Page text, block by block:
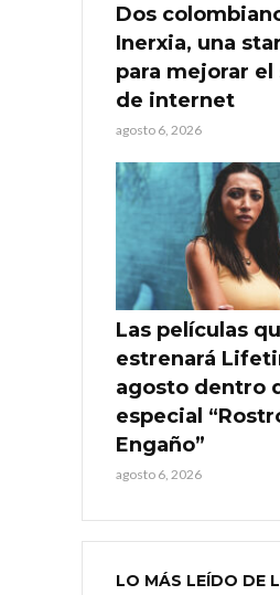
Dos
Inerxia, una
para mejorar
de internet
agosto 6, 2026
Las películas
estrenará
agosto dentro
especial
Engaño”
agosto 6, 2026
LO MÁS LEÍDO DE